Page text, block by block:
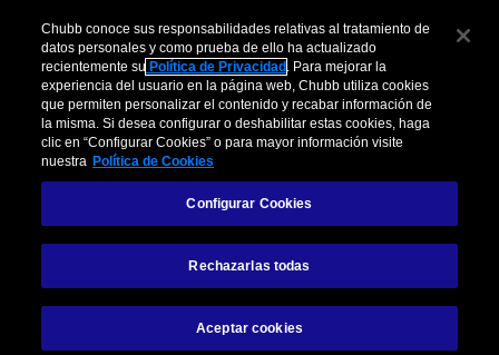
content
Chubb
Presión arterial alta:
cuidados y
precauciones a tener
en cuenta
Chubb conoce sus responsabilidades relativas al tratamiento de
datos personales y como prueba de ello ha actualizado
recientemente su Política de Privacidad . Para mejorar la
experiencia del usuario en la página web, Chubb utiliza cookies
que permiten personalizar el contenido y recabar información de
la misma. Si desea configurar o deshabilitar estas cookies, haga
clic en “Configurar Cookies” o para mayor información visite
nuestra Política de Cookies
Configurar Cookies
Rechazarlas todas
Aceptar cookies